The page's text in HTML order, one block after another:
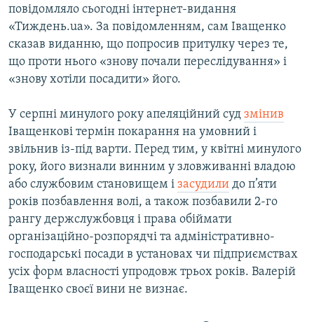
повідомляло сьогодні інтернет-видання
«Тиждень.ua». За повідомленням, сам Іващенко
сказав виданню, що попросив притулку через те,
що проти нього «знову почали переслідування» і
«знову хотіли посадити» його.
У серпні минулого року апеляційний суд змінив
Іващенкові термін покарання на умовний і
звільнив із-під варти. Перед тим, у квітні минулого
року, його визнали винним у зловживанні владою
або службовим становищем і засудили до п’яти
років позбавлення волі, а також позбавили 2-го
рангу держслужбовця і права обіймати
організаційно-розпорядчі та адміністративно-
господарські посади в установах чи підприємствах
усіх форм власності упродовж трьох років. Валерій
Іващенко своєї вини не визнає.